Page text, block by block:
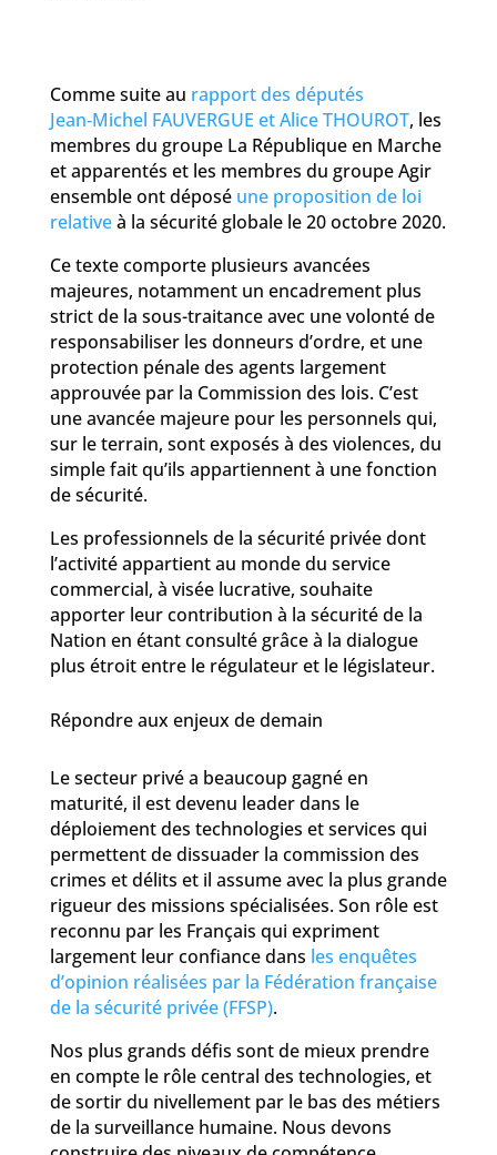
Comme suite au rapport des députés
Jean‑Michel FAUVERGUE et Alice THOUROT, les
membres du groupe La République en Marche
et apparentés et les membres du groupe Agir
ensemble ont déposé une proposition de loi
relativeà la sécurité globale le 20 octobre 2020.
Ce texte comporte plusieurs avancées
majeures, notamment un encadrement plus
strict de la sous-traitance avec une volonté de
responsabiliser les donneurs d’ordre, et une
protection pénale des agents largement
approuvée par la Commission des lois. C’est
une avancée majeure pour les personnels qui,
sur le terrain, sont exposés à des violences, du
simple fait qu’ils appartiennent à une fonction
de sécurité.
Les professionnels de la sécurité privée dont
l’activité appartient au monde du service
commercial, à visée lucrative, souhaite
apporter leur contribution à la sécurité de la
Nation en étant consulté grâce à la dialogue
plus étroit entre le régulateur et le législateur.
Répondre aux enjeux de demain
Le secteur privé a beaucoup gagné en
maturité, il est devenu leader dans le
déploiement des technologies et services qui
permettent de dissuader la commission des
crimes et délits et il assume avec la plus grande
rigueur des missions spécialisées. Son rôle est
reconnu par les Français qui expriment
largement leur confiance dans les enquêtes
d’opinion réalisées par la Fédération française
de la sécurité privée (FFSP).
Nos plus grands défis sont de mieux prendre
en compte le rôle central des technologies, et
de sortir du nivellement par le bas des métiers
de la surveillance humaine. Nous devons